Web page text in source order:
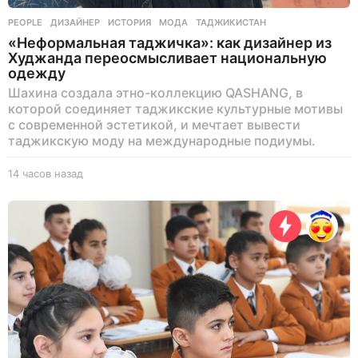
PEOPLE ДИЗАЙНЕР ,ИСТОРИЯ ,МОДА ,ТАДЖИКИСТАН
«Неформальная таджичка»: как дизайнер из
Худжанда переосмысливает национальную
одежду
Шахина создала этно-коллекцию QASHANG, в
которой соединяет таджикские культурные мотивы
с современной эстетикой, и мечтает вывести
таджикскую моду на международные подиумы.
14 часов назад
ч
а
с
о
в
н
а
з
д